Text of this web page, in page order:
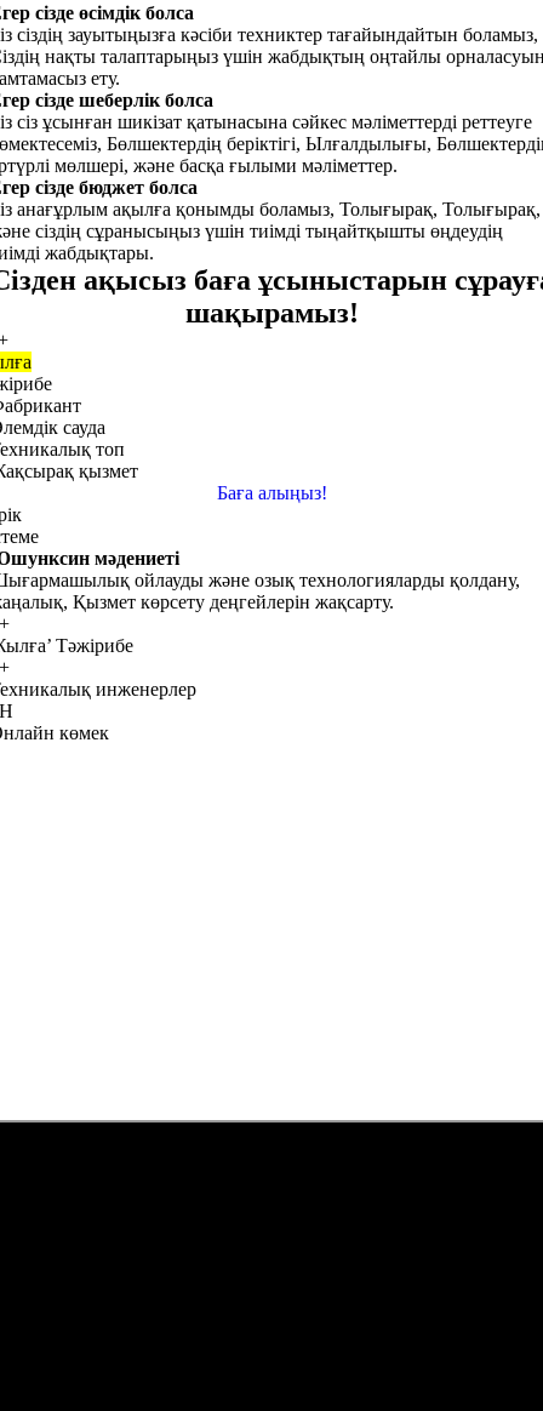
сізде өсімдік болса
сіздің зауытыңызға кәсіби техниктер тағайындайтын боламыз,
нақты талаптарыңыз үшін жабдықтың оңтайлы
ету.
сізде шеберлік болса
сіз ұсынған шикізат қатынасына сәйкес мәліметтерді реттеуге
Бөлшектердің беріктігі, Ылғалдылығы,
мөлшері, және басқа ғылыми мәліметтер.
сізде бюджет болса
анағұрлым ақылға қонымды боламыз, Толығырақ, Толығырақ,
сіздің сұранысыңыз үшін тиімді тыңайтқышты өңдеудің
жабдықтары.
ақысыз баға ұсыныстарын
шақырамыз!
сауда
топ
қызмет
Баға алыңыз!
мәдениеті
ойлауды және озық технологияларды қолдану,
Қызмет көрсету деңгейлерін жақсарту.
+
Тәжірибе
+
инженерлер
Н
көмек